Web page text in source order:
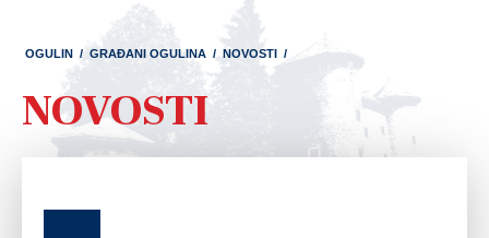
OGULIN / GRAĐANI OGULINA / NOVOSTI /
NOVOSTI